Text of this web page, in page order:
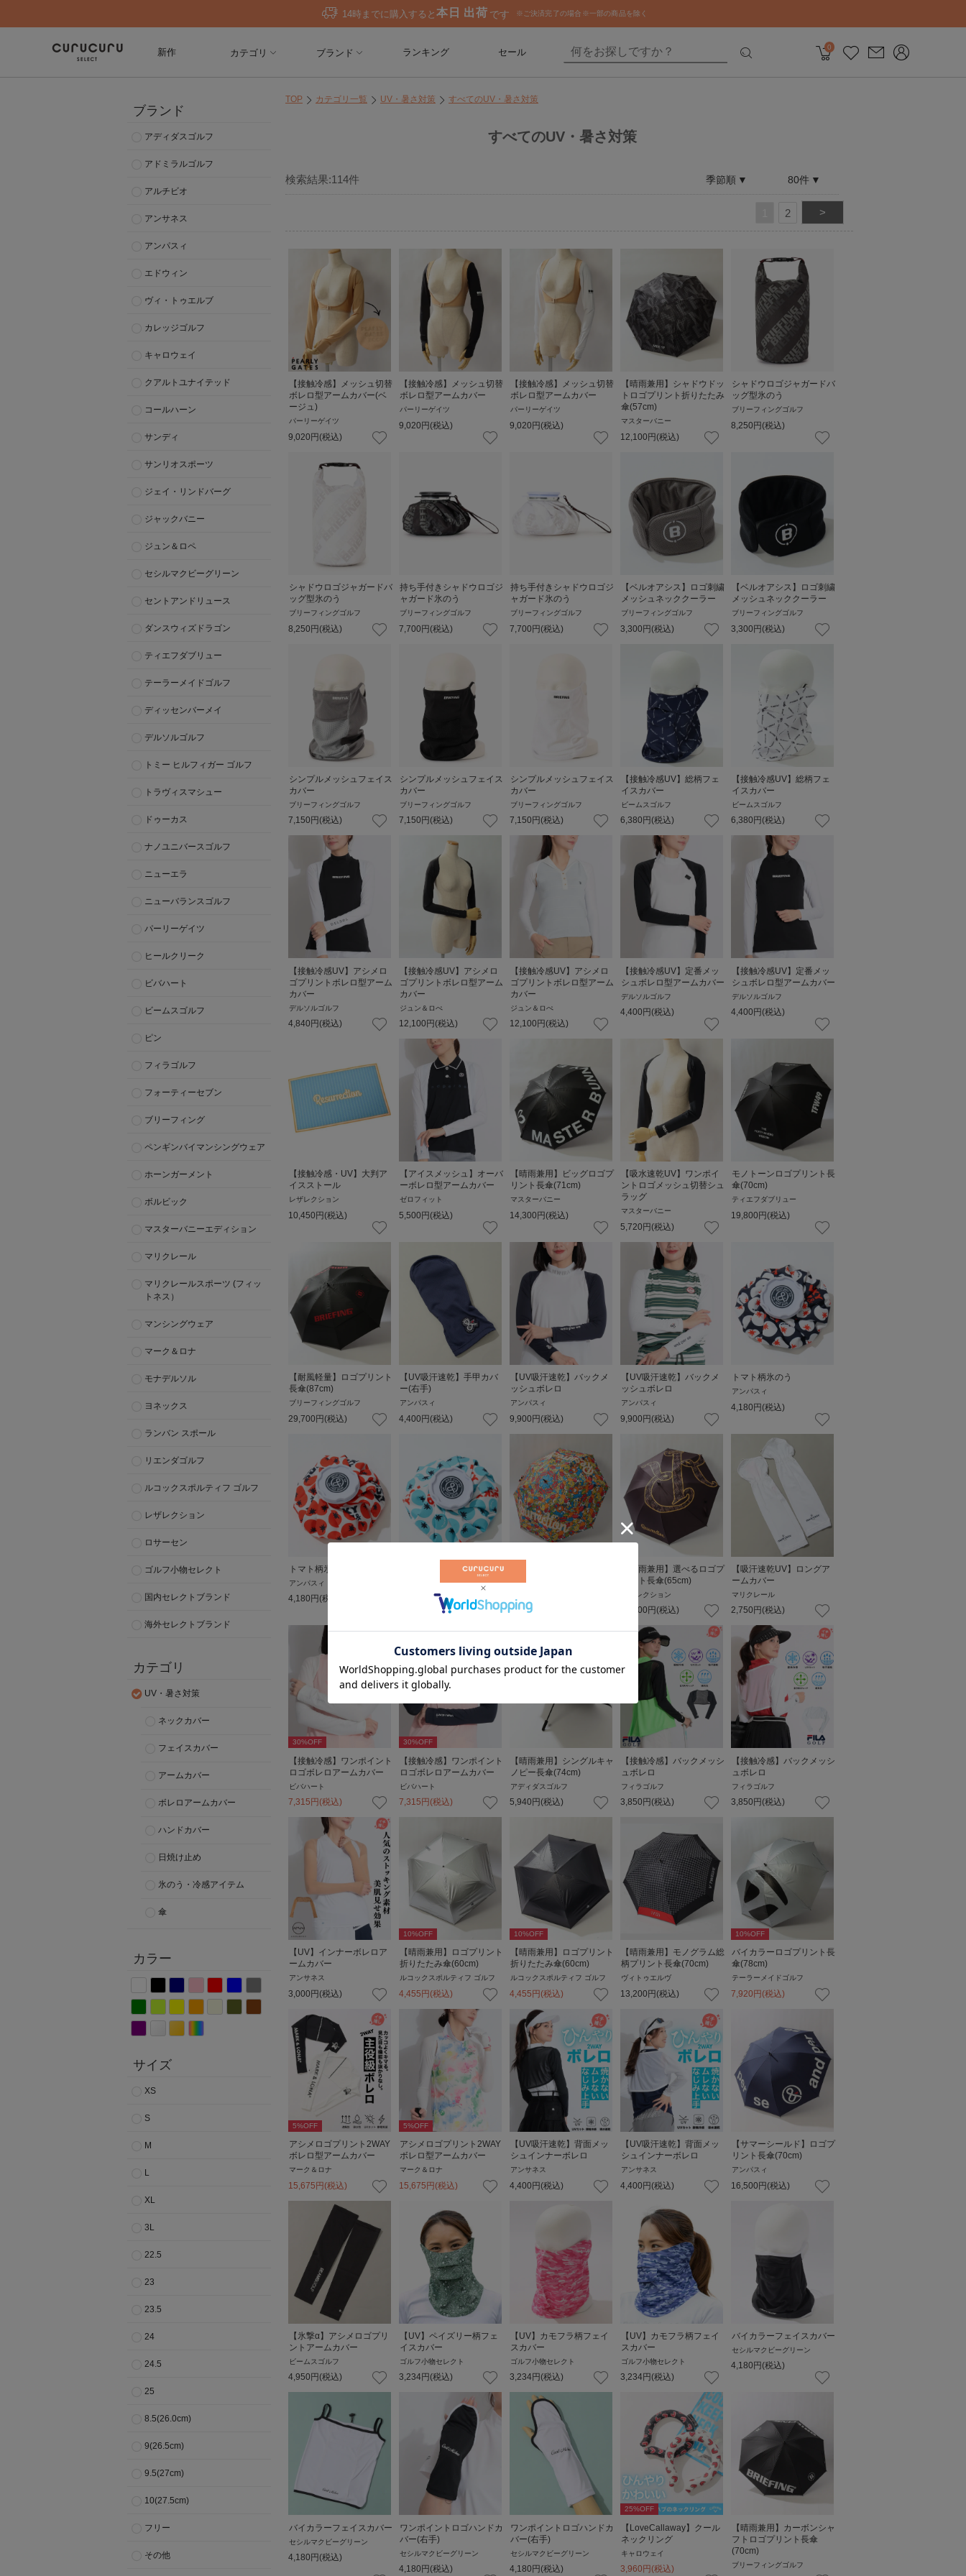
0
新作 カテゴリ ブランド ランキング セール
ブランド
アディダスゴルフ
アドミラルゴルフ
アルチビオ
アンサネス
アンパスィ
エドウィン
ヴィ・トゥエルブ
カレッジゴルフ
キャロウェイ
クアルトユナイテッド
コールハーン
サンディ
サンリオスポーツ
ジェイ・リンドバーグ
ジャックバニー
ジュン＆ロペ
セシルマクビーグリーン
セントアンドリュース
ダンスウィズドラゴン
ティエフダブリュー
テーラーメイドゴルフ
ディッセンバーメイ
デルソルゴルフ
トミー ヒルフィガー ゴルフ
トラヴィスマシュー
ドゥーカス
ナノユニバースゴルフ
ニューエラ
ニューバランスゴルフ
パーリーゲイツ
ヒールクリーク
ビバハート
ビームスゴルフ
ピン
フィラゴルフ
フォーティーセブン
ブリーフィング
ペンギンバイマンシングウェア
ホーンガーメント
ボルビック
マスターバニーエディション
マリクレール
マリクレールスポーツ (フィッ
トネス）
マンシングウェア
マーク＆ロナ
モナデルソル
ヨネックス
ランバン スポール
リエンダゴルフ
ルコックスポルティフ ゴルフ
レザレクション
ロサーセン
ゴルフ小物セレクト
国内セレクトブランド
海外セレクトブランド
カテゴリ
UV・暑さ対策
ネックカバー
フェイスカバー
アームカバー
ボレロアームカバー
ハンドカバー
日焼け止め
氷のう・冷感アイテム
傘
カラー
サイズ
XS
S
M
L
XL
3L
22.5
23
23.5
24
24.5
25
8.5(26.0cm)
9(26.5cm)
9.5(27cm)
10(27.5cm)
フリー
その他
TOP カテゴリ一覧 UV・暑さ対策 すべてのUV・暑さ対策
すべてのUV・暑さ対策
検索結果:114件 季節順 80件
2 >
【接触冷感】メッシュ切替
ボレロ型アームカバー(ベ
ージュ)
パーリーゲイツ
9,020円(税込)
【接触冷感】メッシュ切替
ボレロ型アームカバー
パーリーゲイツ
9,020円(税込)
【接触冷感】メッシュ切替
ボレロ型アームカバー
パーリーゲイツ
9,020円(税込)
【晴雨兼用】シャドウドッ
トロゴプリント折りたたみ
傘(57cm)
マスターバニー
12,100円(税込)
シャドウロゴジャガードバ
ッグ型氷のう
ブリーフィングゴルフ
8,250円(税込)
シャドウロゴジャガードバ
ッグ型氷のう
ブリーフィングゴルフ
8,250円(税込)
持ち手付きシャドウロゴジ
ャガード氷のう
ブリーフィングゴルフ
7,700円(税込)
持ち手付きシャドウロゴジ
ャガード氷のう
ブリーフィングゴルフ
7,700円(税込)
【ベルオアシス】ロゴ刺繍
メッシュネッククーラー
ブリーフィングゴルフ
3,300円(税込)
【ベルオアシス】ロゴ刺繍
メッシュネッククーラー
ブリーフィングゴルフ
3,300円(税込)
シンプルメッシュフェイス
カバー
ブリーフィングゴルフ
7,150 円(税込)
シンプルメッシュフェイス
カバー
ブリーフィングゴルフ
7,150 円(税込)
シンプルメッシュフェイス
カバー
ブリーフィングゴルフ
7,150 円(税込)
【接触冷感UV】総柄フェ
イスカバー
ビームスゴルフ
6,380 円(税込)
【接触冷感UV】総柄フェ
イスカバー
ビームスゴルフ
6,380 円(税込)
【接触冷感UV】アシメロ
ゴプリントボレロ型アーム
カバー
デルソルゴルフ
4,840 円(税込)
【接触冷感UV】アシメロ
ゴプリントボレロ型アーム
カバー
ジュン＆ロぺ
12,100 円(税込)
【接触冷感UV】アシメロ
ゴプリントボレロ型アーム
カバー
ジュン＆ロぺ
12,100 円(税込)
【接触冷感UV】定番メッ
シュボレロ型アームカバー
デルソルゴルフ
4,400 円(税込)
【接触冷感UV】定番メッ
シュボレロ型アームカバー
デルソルゴルフ
4,400 円(税込)
【接触冷感・UV】大判ア
イスストール
レザレクション
10,450円(税込)
【アイスメッシュ】オーバ
ーボレロ型アームカバー
ゼロフィット
5,500円(税込)
【晴雨兼用】ビッグロゴプ
リント長傘(71cm)
マスターバニー
14,300円(税込)
【吸水速乾UV】ワンポイ
ントロゴメッシュ切替シュ
ラッグ
マスターバニー
5,720円(税込)
モノトーンロゴプリント長
傘(70cm)
ティエフダブリュー
19,800円(税込)
【耐風軽量】ロゴプリント
長傘(87cm)
ブリーフィングゴルフ
29,700円(税込)
【UV吸汗速乾】手甲カバ
ー(右手)
アンパスィ
4,400円(税込)
【UV吸汗速乾】バックメ
ッシュボレロ
アンパスィ
9,900円(税込)
【UV吸汗速乾】バックメ
ッシュボレロ
アンパスィ
9,900円(税込)
トマト柄氷のう
アンパスィ
4,180円(税込)
トマト柄氷のう
アンパスィ
4,180 円(税込) (税込)
リント長傘(65cm)
15,400
【晴雨兼用】選べるロゴプ
リント長傘(65cm)
レザレクション
15,400 円(税込)
【吸汗速乾UV】ロングア
ームカバー
マリクレール
2,750 円(税込)
30%OFF
【接触冷感】ワンポイント
ロゴボレロアームカバー
ビバハート
7,315 円 (税込)
30%OFF
【接触冷感】ワンポイント
ロゴボレロアームカバー
ビバハート
7,315 円 (税込)
【晴雨兼用】シングルキャ
ノピー長傘(74cm)
アディダスゴルフ
5,940 円(税込)
【接触冷感】バックメッシ
ュボレロ
フィラゴルフ
3,850 円(税込)
【接触冷感】バックメッシ
ュボレロ
フィラゴルフ
3,850 円(税込)
【UV】インナーボレロア
ームカバー
アンサネス
3,000円(税込)
10%OFF
【晴雨兼用】ロゴプリント
折りたたみ傘(60cm)
ルコックスポルティフ ゴルフ
4,455円(税込)
10%OFF
【晴雨兼用】ロゴプリント
折りたたみ傘(60cm)
ルコックスポルティフ ゴルフ
4,455円(税込)
【晴雨兼用】モノグラム総
柄プリント長傘(70cm)
ヴィトゥエルヴ
13,200円(税込)
10%OFF
バイカラーロゴプリント長
傘(78cm)
テーラーメイドゴルフ
7,920円(税込)
5%OFF
アシメロゴプリント2WAY
ボレロ型アームカバー
マーク＆ロナ
15,675円(税込)
5%OFF
アシメロゴプリント2WAY
ボレロ型アームカバー
マーク＆ロナ
15,675円(税込)
【UV吸汗速乾】背面メッ
シュインナーボレロ
アンサネス
4,400円(税込)
【UV吸汗速乾】背面メッ
シュインナーボレロ
アンサネス
4,400円(税込)
【サマーシールド】ロゴプ
リント長傘(70cm)
アンパスィ
16,500円(税込)
【氷撃α】アシメロゴプリ
ントアームカバー
ビームスゴルフ
4,950 円(税込)
【UV】ペイズリー柄フェ
イスカバー
ゴルフ小物セレクト
3,234円(税込)
【UV】カモフラ柄フェイ
スカバー
ゴルフ小物セレクト
3,234円(税込)
【UV】カモフラ柄フェイ
スカバー
ゴルフ小物セレクト
3,234円(税込)
バイカラーフェイスカバー
セシルマクビーグリーン
4,180 円(税込)
バイカラーフェイスカバー
セシルマクビーグリーン
4,180 円(税込)
ワンポイントロゴハンドカ
バー(右手)
セシルマクビーグリーン
4,180 円(税込)
ワンポイントロゴハンドカ
バー(右手)
セシルマクビーグリーン
4,180 円(税込)
25%OFF
【LoveCallaway】クール
ネックリング
キャロウェイ
3,960 円 (税込)
【晴雨兼用】カーボンシャ
フトロゴプリント長傘
(70cm)
ブリーフィングゴルフ